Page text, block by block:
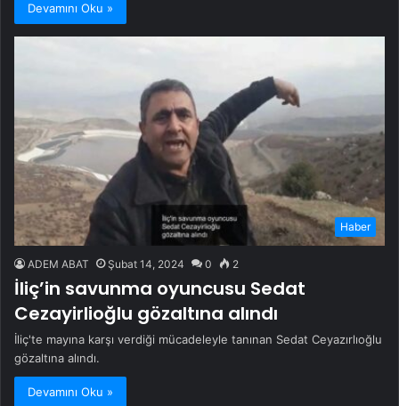
Devamını Oku »
Haber
ADEM ABAT Şubat 14, 2024 0 2
İliç’in savunma oyuncusu Sedat
Cezayirlioğlu gözaltına alındı
İliç'te mayına karşı verdiği mücadeleyle tanınan Sedat Ceyazırlıoğlu
gözaltına alındı.
Devamını Oku »